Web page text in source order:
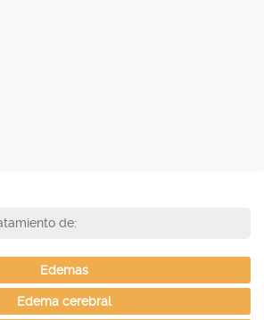
de:
Edemas
Edema cerebral